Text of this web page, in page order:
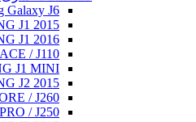
Galaxy J6
J1 2015
J1 2016
/ J110
J1 MINI
J2 2015
/ J260
/ J250